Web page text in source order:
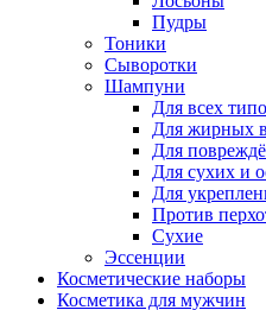
Пудры
Тоники
Сыворотки
Шампуни
Для всех
Для жирных
Для
Для сухих и
Для
Против
Сухие
Эссенции
Косметические наборы
Косметика для мужчин